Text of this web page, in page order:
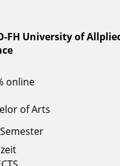
FH University of
online
of Arts